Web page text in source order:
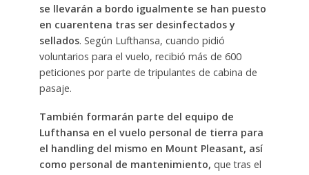
se llevarán a bordo igualmente se han puesto
en cuarentena tras ser desinfectados y
sellados. Según Lufthansa, cuando pidió
voluntarios para el vuelo, recibió más de 600
peticiones por parte de tripulantes de cabina de
pasaje.
También formarán parte del equipo de
Lufthansa en el vuelo personal de tierra para
el handling del mismo en Mount Pleasant, así
como personal de mantenimiento, que tras el